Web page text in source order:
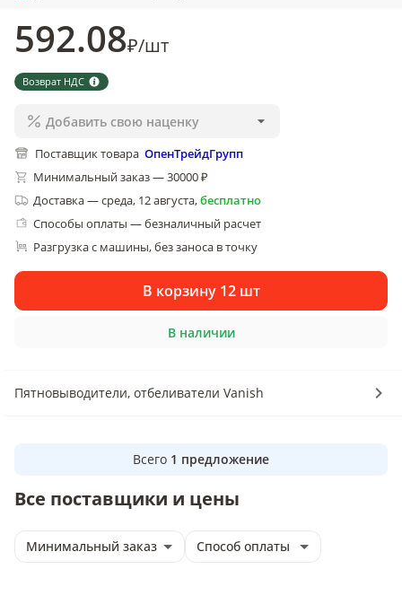
592.08₽/шт
Возврат НДС
Добавить свою наценку
Поставщик товара ОпенТрейдГрупп
Минимальный заказ — 30000 ₽
Доставка—среда, 12 августа,бесплатно
Способы оплаты — безналичный расчет
Разгрузка с машины, без заноса в точку
В корзину 12 шт
В наличии
Пятновыводители, отбеливатели Vanish
Всего 1 предложение
Все поставщики и цены
Минимальный заказ Способ оплаты